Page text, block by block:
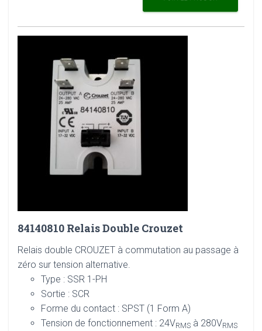
84140810 Relais Double Crouzet
Relais double CROUZET à commutation au passage à
zéro sur tension alternative.
Type : SSR 1-PH
Sortie : SCR
Forme du contact : SPST (1 Form A)
Tension de fonctionnement : 24VRMS à 280VRMS